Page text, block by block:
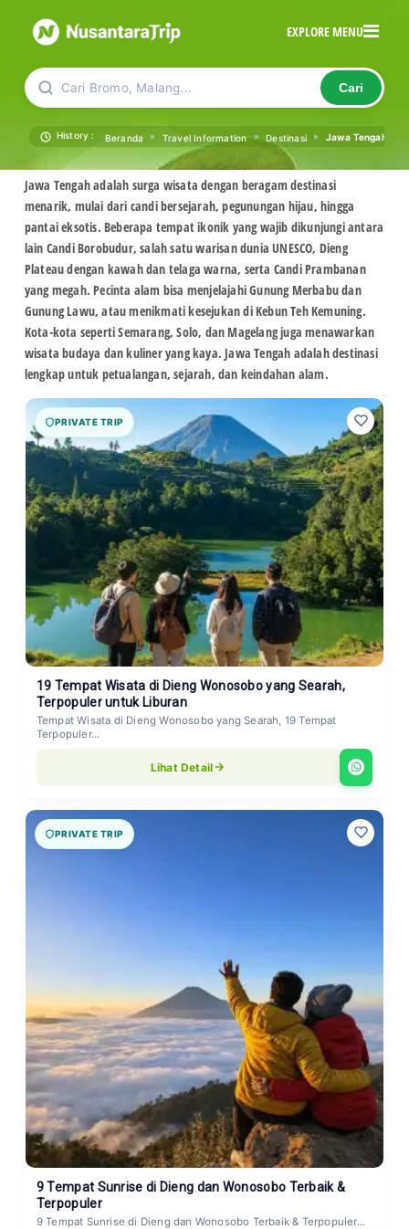
EXPLORE MENU
Cari Bromo, Malang... Cari
History : Beranda » Travel Information » Destinasi » Jawa Tengah
Jawa Tengah adalah surga wisata dengan beragam destinasi
menarik, mulai dari candi bersejarah, pegunungan hijau, hingga
pantai eksotis. Beberapa tempat ikonik yang wajib dikunjungi antara
lain Candi Borobudur, salah satu warisan dunia UNESCO, Dieng
Plateau dengan kawah dan telaga warna, serta Candi Prambanan
yang megah. Pecinta alam bisa menjelajahi Gunung Merbabu dan
Gunung Lawu, atau menikmati kesejukan di Kebun Teh Kemuning.
Kota-kota seperti Semarang, Solo, dan Magelang juga menawarkan
wisata budaya dan kuliner yang kaya. Jawa Tengah adalah destinasi
lengkap untuk petualangan, sejarah, dan keindahan alam.
PRIVATE TRIP
19 Tempat Wisata di Dieng Wonosobo yang Searah,
Terpopuler untuk Liburan
Tempat Wisata di Dieng Wonosobo yang Searah, 19 Tempat
Terpopuler...
Lihat Detail
PRIVATE TRIP
9 Tempat Sunrise di Dieng dan Wonosobo Terbaik &
Terpopuler
9 Tempat Sunrise di Dieng dan Wonosobo Terbaik & Terpopuler...